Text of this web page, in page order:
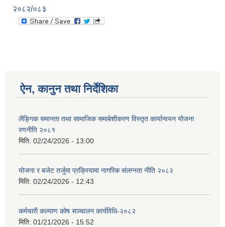
२०८२/०८३
ऐन, कानुन तथा निर्देशिका
लैङ्गिक समानता तथा सामाजिक समाबेशीकरण विस्तृत कार्यान्वयन योजना
रणनीति २०८१
मिति: 02/24/2026 - 13:00
योजना र बजेट तर्जुमा प्रक्रियामा नागरिक संलग्नता नीति २०८२
मिति: 02/24/2026 - 12:43
कर्मचारी कल्याण कोष सञ्चालन कार्यविधि-२०८२
मिति: 01/21/2026 - 15:52